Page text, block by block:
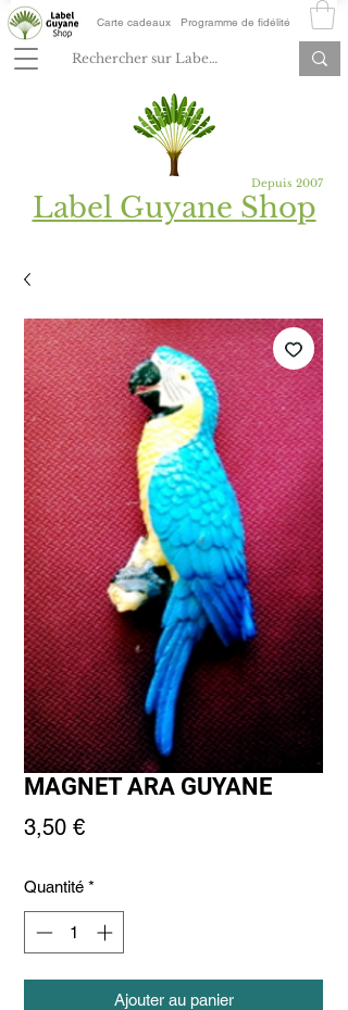
Carte cadeaux Programme de fidélité
Depuis 2007
Label Guyane Shop
MAGNET ARA GUYANE
3,50 €Prix
Quantité *
Ajouter au panier